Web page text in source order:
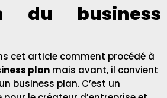
du business
cet article comment procédé à
plan mais avant, il convient
business plan. C’est un